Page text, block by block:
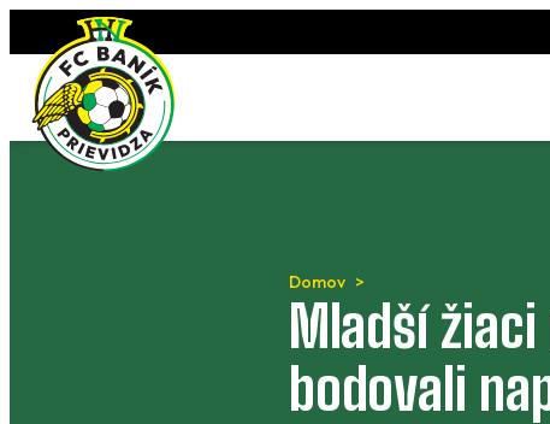
Preskočiť
na
obsah
Domov
Mladší
bodovali